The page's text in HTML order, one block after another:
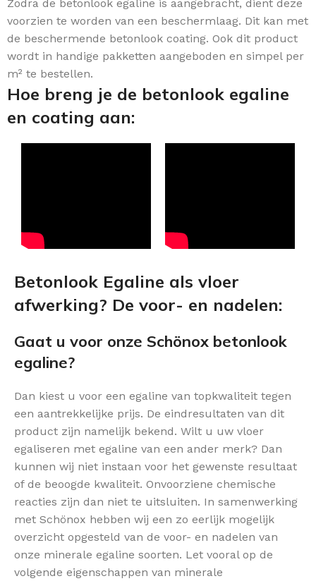
Zodra de betonlook egaline is aangebracht, dient deze
voorzien te worden van een beschermlaag. Dit kan met
de beschermende betonlook coating. Ook dit product
wordt in handige pakketten aangeboden en simpel per
m² te bestellen.
Hoe breng je de betonlook egaline
en coating aan:
Betonlook Egaline als vloer
afwerking? De voor- en nadelen:
Gaat u voor onze Schönox betonlook
egaline?
Dan kiest u voor een egaline van topkwaliteit tegen
een aantrekkelijke prijs. De eindresultaten van dit
product zijn namelijk bekend. Wilt u uw vloer
egaliseren met egaline van een ander merk? Dan
kunnen wij niet instaan voor het gewenste resultaat
of de beoogde kwaliteit. Onvoorziene chemische
reacties zijn dan niet te uitsluiten. In samenwerking
met Schönox hebben wij een zo eerlijk mogelijk
overzicht opgesteld van de voor- en nadelen van
onze minerale egaline soorten. Let vooral op de
volgende eigenschappen van minerale